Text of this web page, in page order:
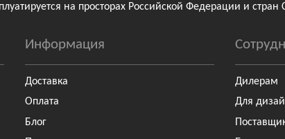
на просторах Российской Федерации и стран
Информация
Доставка
Оплата
Блог
Дилерам
Для